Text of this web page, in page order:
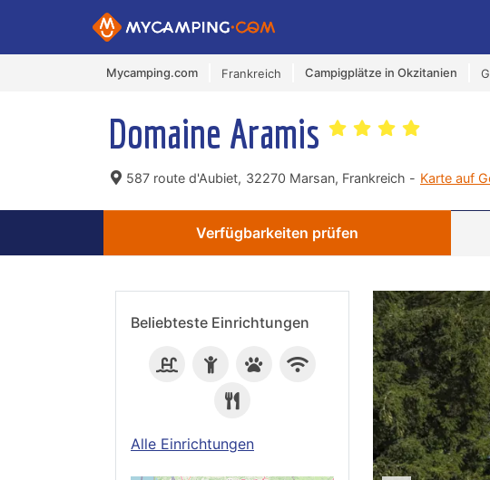
Mycamping.com Frankreich Campigplätze in Okzitanien
Domaine Aramis
587 route d'Aubiet, 32270 Marsan, Frankreich - Karte auf
Verfügbarkeiten prüfen
Beliebteste Einrichtungen
Alle Einrichtungen